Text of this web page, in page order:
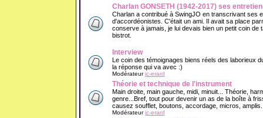
Charlan GONSETH (1942-2017) ses
Charlan a contribué à SwingJO en transcrivant ses
d'accordéonistes. C'était un ami. Il avait sa place
conserve à jamais, je lui devais bien un petit coin de
bistrot.
Interview
Le coin des témoignages biens réels des laborieux
la réponse qui va avec :)
Modérateurjc-erard
Théorie et technique de l'instrument
Main droite, main gauche, midi, minuit... Théorie,
genre...Bref, tout pour devenir un as de la boîte à
causez soufflet, boutons, accordage, micros,
Modérateurjc-erard